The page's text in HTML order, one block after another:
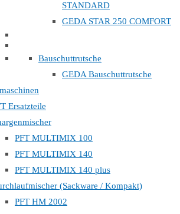
STANDARD
GEDA STAR 250 COMFORT
Bauschuttrutsche
GEDA Bauschuttrutsche
Ersatzteile
PFT MULTIMIX 100
PFT MULTIMIX 140
PFT MULTIMIX 140 plus
(Sackware / Kompakt)
PFT HM 2002